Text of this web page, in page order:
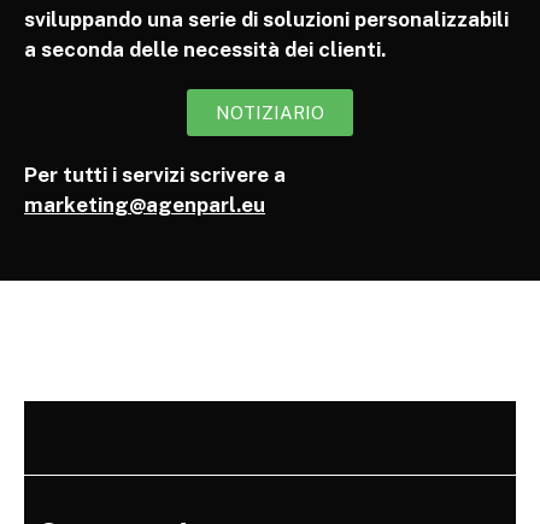
sviluppando una serie di soluzioni personalizzabili
a seconda delle necessità dei clienti.
NOTIZIARIO
Per tutti i servizi scrivere a
marketing@agenparl.eu